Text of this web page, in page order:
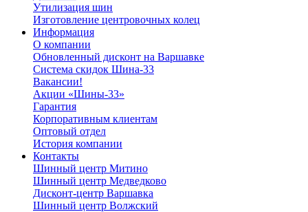
Утилизация шин
Изготовление центровочных колец
Информация
О компании
Обновленный дисконт на Варшавке
Система скидок Шина-33
Вакансии!
Акции «Шины-33»
Гарантия
Корпоративным клиентам
Оптовый отдел
История компании
Контакты
Шинный центр Митино
Шинный центр Медведково
Дисконт-центр Варшавка
Шинный центр Волжский